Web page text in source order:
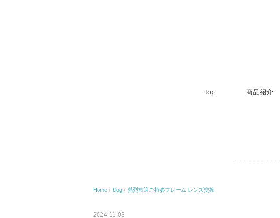
top 商品紹介
Home › blog › 熱烈歓迎ご持参フレーム レンズ交換
2024-11-03